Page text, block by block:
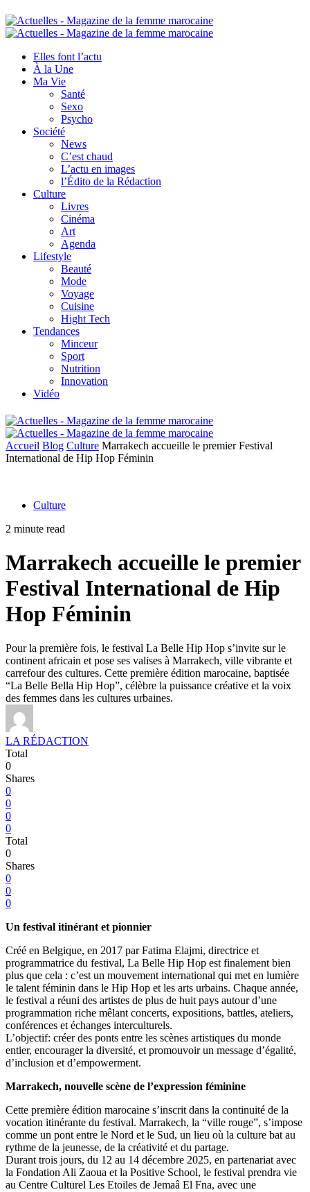
Elles font l’actu
À la Une
Ma Vie
Santé
Sexo
Psycho
Société
News
C’est chaud
L’actu en images
l’Édito de la Rédaction
Culture
Livres
Cinéma
Art
Agenda
Lifestyle
Beauté
Mode
Voyage
Cuisine
Hight Tech
Tendances
Minceur
Sport
Nutrition
Innovation
Vidéo
Accueil Blog Culture Marrakech accueille le premier Festival
International de Hip Hop Féminin
Culture
2 minute read
Marrakech accueille le premier
Festival International de Hip
Hop Féminin
Pour la première fois, le festival La Belle Hip Hop s’invite sur le
continent africain et pose ses valises à Marrakech, ville vibrante et
carrefour des cultures. Cette première édition marocaine, baptisée
“La Belle Bella Hip Hop”, célèbre la puissance créative et la voix
des femmes dans les cultures urbaines.
LA RÉDACTION
Total
0
Shares
0
0
0
0
Total
0
Shares
0
0
0
Un festival itinérant et pionnier
Créé en Belgique, en 2017 par Fatima Elajmi, directrice et
programmatrice du festival, La Belle Hip Hop est finalement bien
plus que cela : c’est un mouvement international qui met en lumière
le talent féminin dans le Hip Hop et les arts urbains. Chaque année,
le festival a réuni des artistes de plus de huit pays autour d’une
programmation riche mêlant concerts, expositions, battles, ateliers,
conférences et échanges interculturels.
L’objectif: créer des ponts entre les scènes artistiques du monde
entier, encourager la diversité, et promouvoir un message d’égalité,
d’inclusion et d’empowerment.
Marrakech, nouvelle scène de l’expression féminine
Cette première édition marocaine s’inscrit dans la continuité de la
vocation itinérante du festival. Marrakech, la “ville rouge”, s’impose
comme un pont entre le Nord et le Sud, un lieu où la culture bat au
rythme de la jeunesse, de la créativité et du partage.
Durant trois jours, du 12 au 14 décembre 2025, en partenariat avec
la Fondation Ali Zaoua et la Positive School, le festival prendra vie
au Centre Culturel Les Etoiles de Jemaâ El Fna, avec une